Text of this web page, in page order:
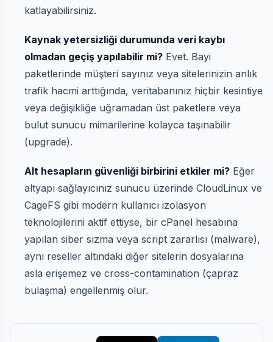
katlayabilirsiniz.
Kaynak yetersizliği durumunda veri kaybı
olmadan geçiş yapılabilir mi? Evet. Bayi
paketlerinde müşteri sayınız veya sitelerinizin anlık
trafik hacmi arttığında, veritabanınız hiçbir kesintiye
veya değişikliğe uğramadan üst paketlere veya
bulut sunucu mimarilerine kolayca taşınabilir
(upgrade).
Alt hesapların güvenliği birbirini etkiler mi? Eğer
altyapı sağlayıcınız sunucu üzerinde CloudLinux ve
CageFS gibi modern kullanıcı izolasyon
teknolojilerini aktif ettiyse, bir cPanel hesabına
yapılan siber sızma veya script zararlısı (malware),
aynı reseller altındaki diğer sitelerin dosyalarına
asla erişemez ve cross-contamination (çapraz
bulaşma) engellenmiş olur.